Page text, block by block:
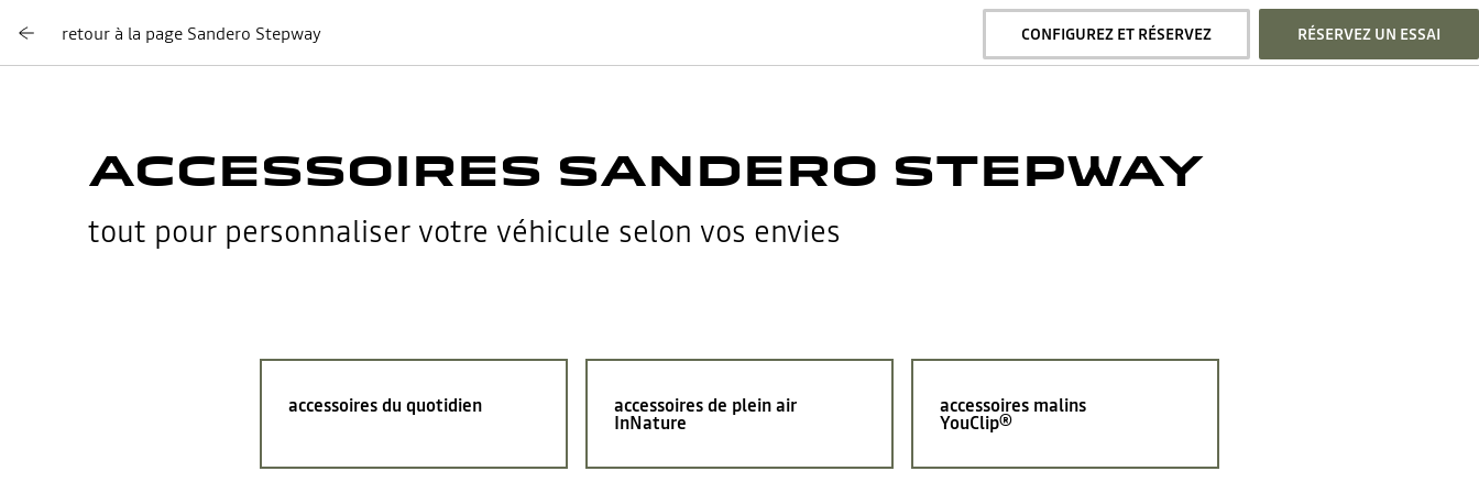
retour à la page Sandero Stepway CONFIGUREZ ET RÉSERVEZ RÉSERVEZ UN ESSAI
ACCESSOIRES SANDERO STEPWAY
tout pour personnaliser votre véhicule selon vos envies
accessoires du quotidien accessoires de plein air
InNature
accessoires malins
YouClip®